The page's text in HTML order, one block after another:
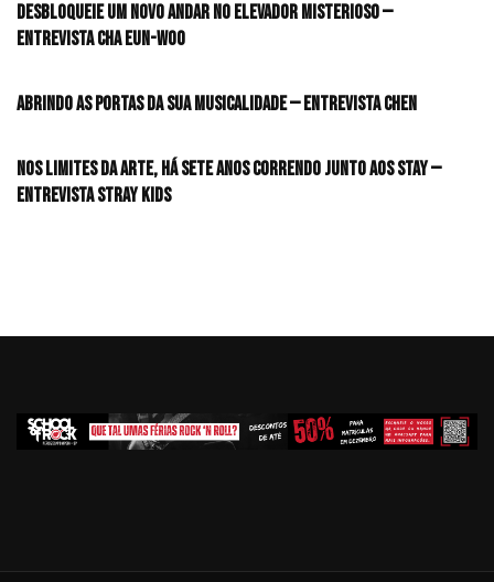
desbloqueie um novo andar no elevador misterioso —
Entrevista CHA EUN-WOO
Abrindo as portas da sua musicalidade — Entrevista CHEN
Nos limites da arte, há sete anos correndo junto aos STAY —
Entrevista Stray Kids